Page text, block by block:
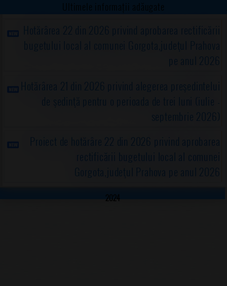
Ultimele informații adăugate
Hotărârea 22 din 2026 privind aprobarea rectificării
bugetului local al comunei Gorgota,judeţul Prahova
pe anul 2026
Hotărârea 21 din 2026 privind alegerea preşedintelui
de şedinţă pentru o perioada de trei luni (iulie -
septembrie 2026)
Proiect de hotărâre 22 din 2026 privind aprobarea
rectificării bugetului local al comunei
Gorgota,judeţul Prahova pe anul 2026
2024